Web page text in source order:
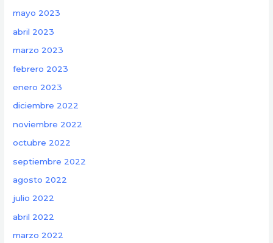
mayo 2023
abril 2023
marzo 2023
febrero 2023
enero 2023
diciembre 2022
noviembre 2022
octubre 2022
septiembre 2022
agosto 2022
julio 2022
abril 2022
marzo 2022